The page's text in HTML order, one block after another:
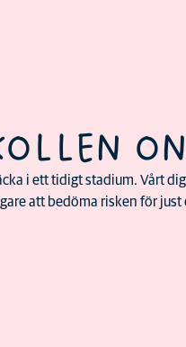
i ett tidigt stadium. Vårt
att bedöma risken för just